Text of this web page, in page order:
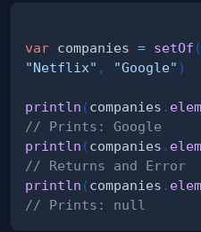
var companies = setOf (
"Netflix" , "Google" )
println (companies .
// Prints: Google
println (companies .
// Returns and Error
println (companies .
// Prints: null